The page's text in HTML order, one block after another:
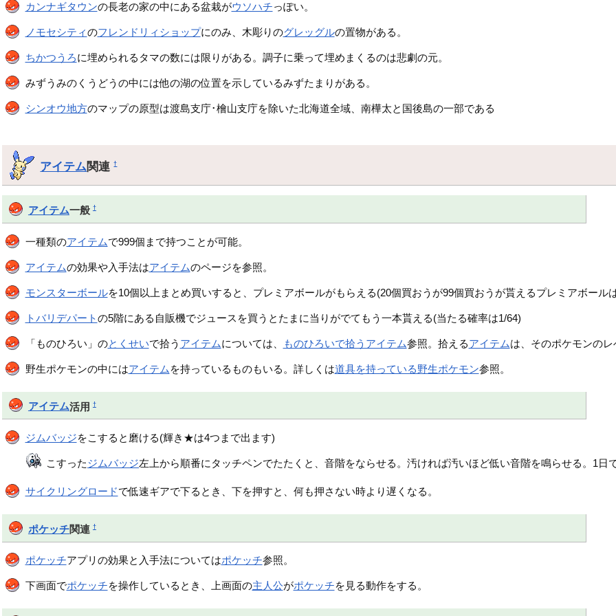
カンナギタウンの長老の家の中にある盆栽がウソハチっぽい。
ノモセシティのフレンドリィショップにのみ、木彫りのグレッグルの置物がある。
ちかつうろに埋められるタマの数には限りがある。調子に乗って埋めまくるのは悲劇の元。
みずうみのくうどうの中には他の湖の位置を示しているみずたまりがある。
シンオウ地方のマップの原型は渡島支庁･檜山支庁を除いた北海道全域、南樺太と国後島の一部である
アイテム関連†
アイテム一般 †
一種類のアイテムで999個まで持つことが可能。
アイテムの効果や入手法はアイテムのページを参照。
モンスターボールを10個以上まとめ買いすると、プレミアボールがもらえる(20個買おうが99個買おうが貰えるプレミアボール
トバリデパートの5階にある自販機でジュースを買うとたまに当りがでてもう一本貰える(当たる確率は1/64)
「ものひろい」のとくせいで拾う アイテムについては、 ものひろいで拾うアイテム参照。拾えるアイテムは、そのポケモンの
野生ポケモンの中にはアイテム を持っているものもいる。詳しくは道具を持っている野生ポケモン参照。
アイテム活用 †
ジムバッジをこすると磨ける(輝き★は4つまで出ます)
こすったジムバッジ左上から順番にタッチペンでたたくと、音階をならせる。汚ければ汚いほど低い音階を鳴らせる。1日
サイクリングロードで低速ギアで下るとき、下を押すと、何も押さない時より遅くなる。
ポケッチ関連 †
ポケッチアプリの効果と入手法についてはポケッチ参照。
下画面でポケッチを操作しているとき、上画面の主人公がポケッチを見る動作をする。